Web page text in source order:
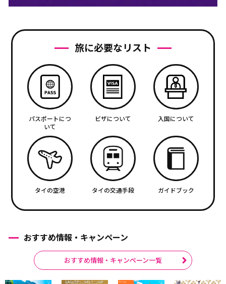
旅に必要なリスト
パスポートにつ
いて
ビザについて 入国について
タイの空港 タイの交通手段 ガイドブック
おすすめ情報・キャンペーン
おすすめ情報・キャンペーン一覧